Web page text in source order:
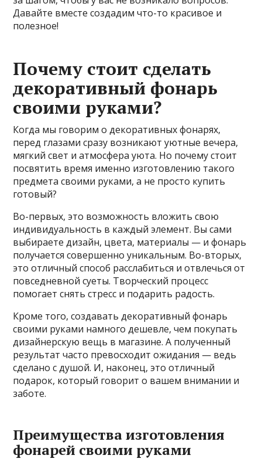
Давайте вместе создадим что-то красивое и
полезное!
Почему стоит сделать
декоративный фонарь
своими руками?
Когда мы говорим о декоративных фонарях,
перед глазами сразу возникают уютные вечера,
мягкий свет и атмосфера уюта. Но почему стоит
посвятить время именно изготовлению такого
предмета своими руками, а не просто купить
готовый?
Во-первых, это возможность вложить свою
индивидуальность в каждый элемент. Вы сами
выбираете дизайн, цвета, материалы — и фонарь
получается совершенно уникальным. Во-вторых,
это отличный способ расслабиться и отвлечься от
повседневной суеты. Творческий процесс
помогает снять стресс и подарить радость.
Кроме того, создавать декоративный фонарь
своими руками намного дешевле, чем покупать
дизайнерскую вещь в магазине. А полученный
результат часто превосходит ожидания — ведь
сделано с душой. И, наконец, это отличный
подарок, который говорит о вашем внимании и
заботе.
Преимущества изготовления
фонарей своими руками